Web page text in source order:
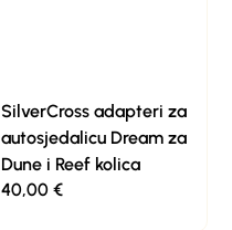
SilverCross adapteri za
autosjedalicu Dream za
Dune i Reef kolica
40,00 €